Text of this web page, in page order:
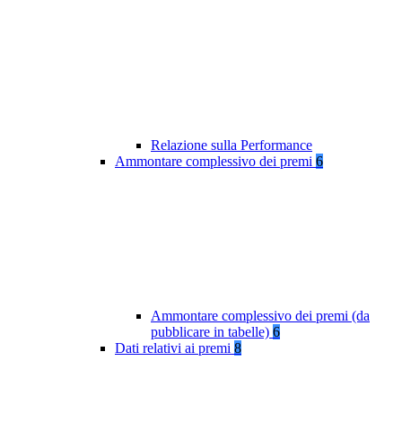
Relazione sulla Performance
Ammontare complessivo dei premi 6
Ammontare complessivo dei premi (da
pubblicare in tabelle) 6
Dati relativi ai premi 8